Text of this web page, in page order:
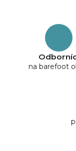
na barefoot